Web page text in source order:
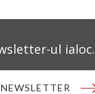
ul ialoc.